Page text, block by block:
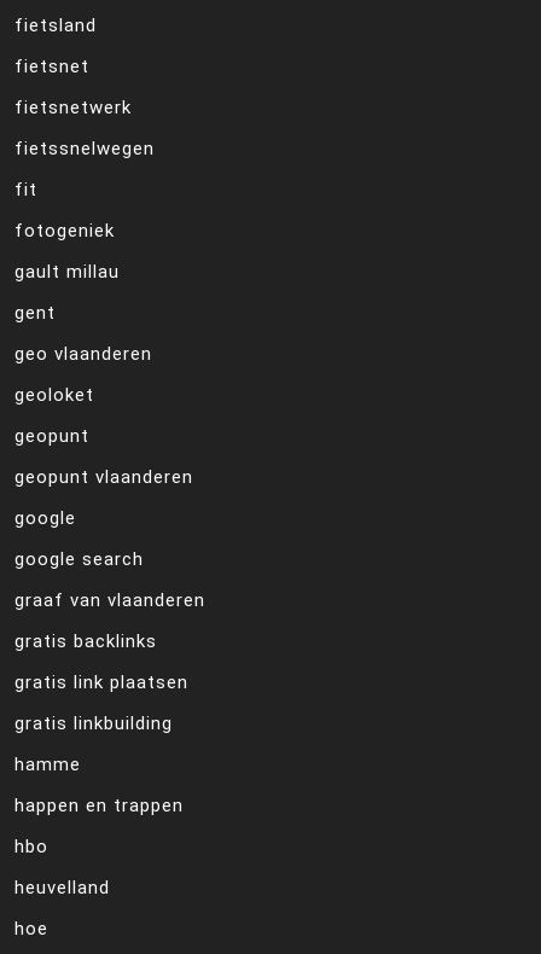
fietsland
fietsnet
fietsnetwerk
fietssnelwegen
fit
fotogeniek
gault millau
gent
geo vlaanderen
geoloket
geopunt
geopunt vlaanderen
google
google search
graaf van vlaanderen
gratis backlinks
gratis link plaatsen
gratis linkbuilding
hamme
happen en trappen
hbo
heuvelland
hoe